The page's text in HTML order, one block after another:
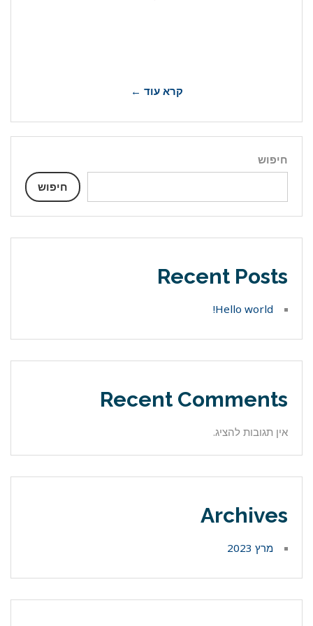
קרא עוד ←
חיפוש
חיפוש
Recent Posts
Hello world!
Recent Comments
אין תגובות להציג.
Archives
מרץ 2023